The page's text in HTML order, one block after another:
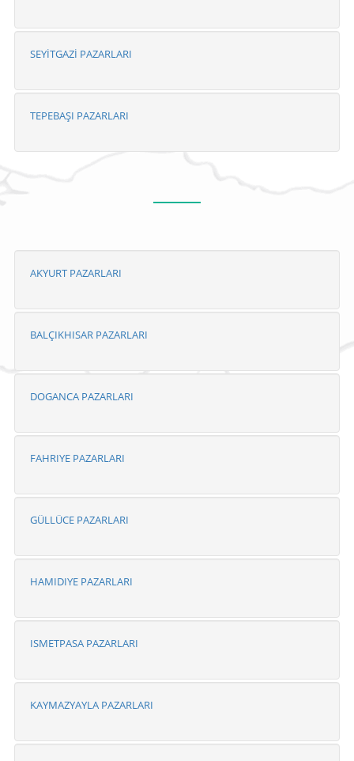
SEYİTGAZİ PAZARLARI
TEPEBAŞI PAZARLARI
AKYURT PAZARLARI
BALÇIKHISAR PAZARLARI
DOGANCA PAZARLARI
FAHRIYE PAZARLARI
GÜLLÜCE PAZARLARI
HAMIDIYE PAZARLARI
ISMETPASA PAZARLARI
KAYMAZYAYLA PAZARLARI